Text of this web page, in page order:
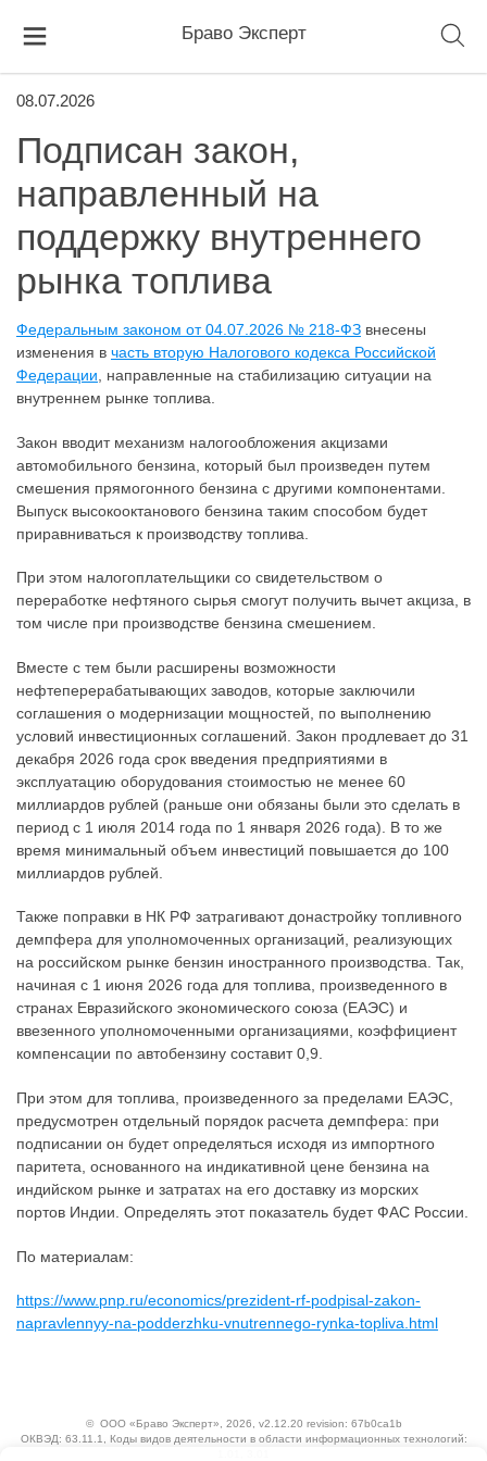
Браво Эксперт
08.07.2026
Подписан закон,
направленный на
поддержку внутреннего
рынка топлива
Федеральным законом от 04.07.2026 № 218-ФЗ внесены
изменения в часть вторую Налогового кодекса Российской
Федерации , направленные на стабилизацию ситуации на
внутреннем рынке топлива.
Закон вводит механизм налогообложения акцизами
автомобильного бензина, который был произведен путем
смешения прямогонного бензина с другими компонентами.
Выпуск высокооктанового бензина таким способом будет
приравниваться к производству топлива.
При этом налогоплательщики со свидетельством о
переработке нефтяного сырья смогут получить вычет акциза, в
том числе при производстве бензина смешением.
Вместе с тем были расширены возможности
нефтеперерабатывающих заводов, которые заключили
соглашения о модернизации мощностей, по выполнению
условий инвестиционных соглашений. Закон продлевает до 31
декабря 2026 года срок введения предприятиями в
эксплуатацию оборудования стоимостью не менее 60
миллиардов рублей (раньше они обязаны были это сделать в
период с 1 июля 2014 года по 1 января 2026 года). В то же
время минимальный объем инвестиций повышается до 100
миллиардов рублей.
Также поправки в НК РФ затрагивают донастройку топливного
демпфера для уполномоченных организаций, реализующих
на российском рынке бензин иностранного производства. Так,
начиная с 1 июня 2026 года для топлива, произведенного в
странах Евразийского экономического союза (ЕАЭС) и
ввезенного уполномоченными организациями, коэффициент
компенсации по автобензину составит 0,9.
При этом для топлива, произведенного за пределами ЕАЭС,
предусмотрен отдельный порядок расчета демпфера: при
подписании он будет определяться исходя из импортного
паритета, основанного на индикативной цене бензина на
индийском рынке и затратах на его доставку из морских
портов Индии. Определять этот показатель будет ФАС России.
По материалам:
https://www.pnp.ru/economics/prezident-rf-podpisal-zakon-
napravlennyy-na-podderzhku-vnutrennego-rynka-topliva.html
© ООО «Браво Эксперт» , 2026, v2.12.20 revision: 67b0ca1b
ОКВЭД: 63.11.1, Коды видов деятельности в области информационных технологий: